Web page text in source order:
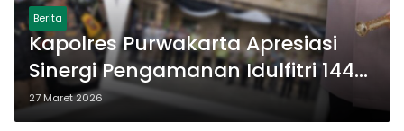
Berita
Kapolres Purwakarta Apresiasi
Sinergi Pengamanan Idulfitri 1447
H
27 Maret 2026